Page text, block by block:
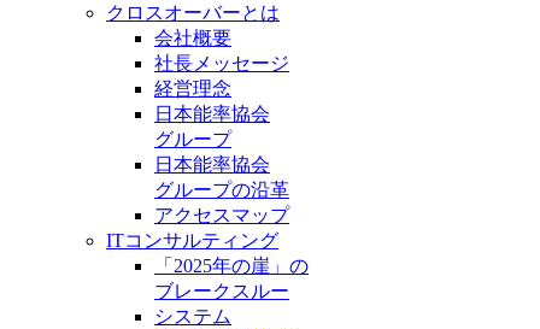
クロスオーバーとは
会社概要
社長メッセージ
経営理念
日本能率協会
グループ
日本能率協会
グループの沿革
アクセスマップ
ITコンサルティング
「2025年の崖」の
ブレークスルー
システム